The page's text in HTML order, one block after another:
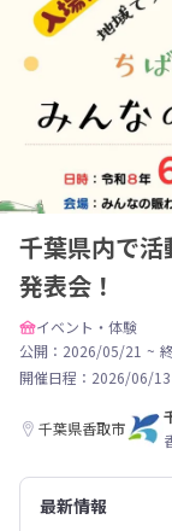
千葉県内で
発表会！
イベント・体験
公開：2026/05/21 ~
開催日程： 2026/06/
千葉県香取市
最新情報